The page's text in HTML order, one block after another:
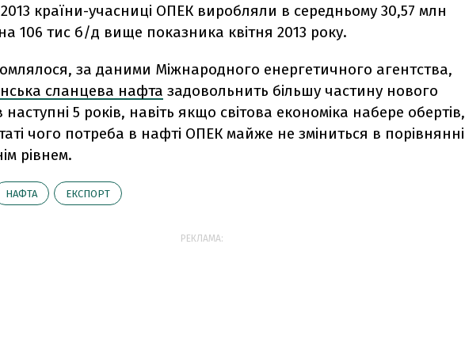
2013 країни-учасниці ОПЕК виробляли в середньому 30,57 млн
106 тис б/д вище показника квітня 2013 року.
за даними Міжнародного енергетичного агентства,
сланцева нафта задовольнить більшу частину нового
5 років, навіть якщо світова економіка набере обертів,
чого потреба в нафті ОПЕК майже не зміниться в порівнянні
рівнем.
НАФТА ЕКСПОРТ
РЕКЛАМА: